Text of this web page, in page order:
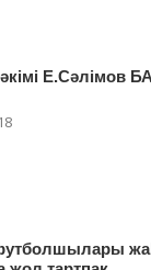
Е.Сәлімов